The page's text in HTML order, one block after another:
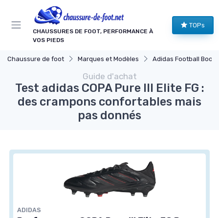
CHAUSSURES DE FOOT, PERFORMANCE À
VOS PIEDS
TOPs
Chaussure de foot Marques et Modèles Adidas Football Boots
Guide d'achat
Test adidas COPA Pure III Elite FG :
des crampons confortables mais
pas donnés
ADIDAS
Panneau de gestion des cookies